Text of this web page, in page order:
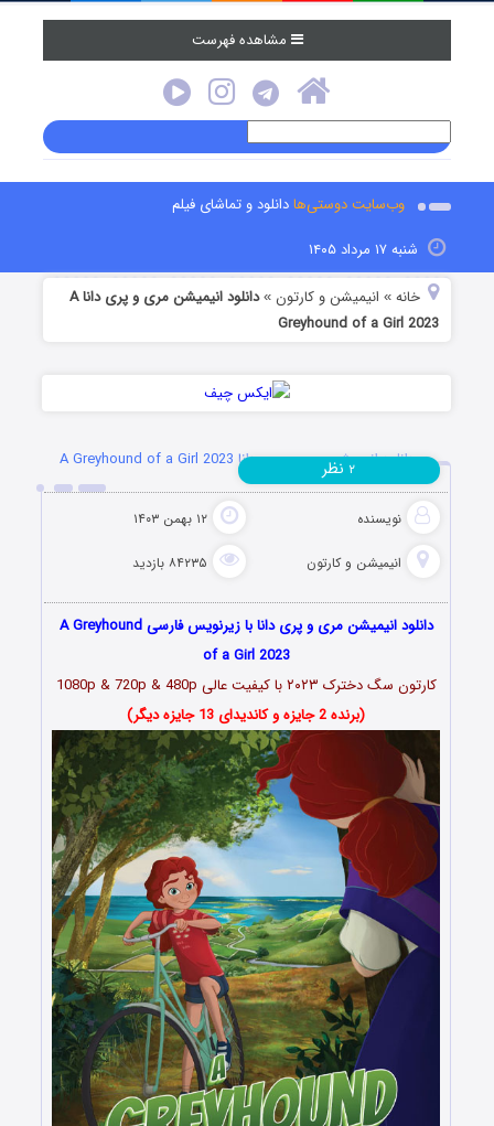
مشاهده فهرست
وب‌سایت دوستی‌هادانلود و تماشای فیلم
شنبه ۱۷ مرداد ۱۴۰۵
خانه » انیمیشن و کارتون »
دانلود انیمیشن مری و پری دانا A
Greyhound of a Girl 2023
دانلود انیمیشن مری و پری دانا A Greyhound of a Girl 2023
نویسنده ۱۲ بهمن ۱۴۰۳
انیمیشن و کارتون ۸۴۲۳۵ بازدید
۲ نظر
دانلود انیمیشن مری و پری دانا با زیرنویس فارسی A Greyhound
of a Girl 2023
کارتون سگ دخترک ۲۰۲۳
با کیفیت عالی 1080p & 720p & 480p
(برنده 2 جایزه و کاندیدای 13 جایزه دیگر)